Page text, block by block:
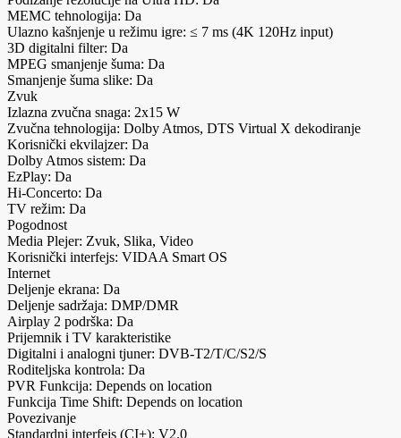
MEMC tehnologija: Da
Ulazno kašnjenje u režimu igre: ≤ 7 ms (4K 120Hz input)
3D digitalni filter: Da
MPEG smanjenje šuma: Da
Smanjenje šuma slike: Da
Zvuk
Izlazna zvučna snaga: 2x15 W
Zvučna tehnologija: Dolby Atmos, DTS Virtual X dekodiranje
Korisnički ekvilajzer: Da
Dolby Atmos sistem: Da
EzPlay: Da
Hi-Concerto: Da
TV režim: Da
Pogodnost
Media Plejer: Zvuk, Slika, Video
Korisnički interfejs: VIDAA Smart OS
Internet
Deljenje ekrana: Da
Deljenje sadržaja: DMP/DMR
Airplay 2 podrška: Da
Prijemnik i TV karakteristike
Digitalni i analogni tjuner: DVB-T2/T/C/S2/S
Roditeljska kontrola: Da
PVR Funkcija: Depends on location
Funkcija Time Shift: Depends on location
Povezivanje
Standardni interfejs (CI+): V2.0